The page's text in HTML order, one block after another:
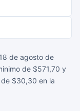
de agosto de
de $571,70 y
$30,30 en la